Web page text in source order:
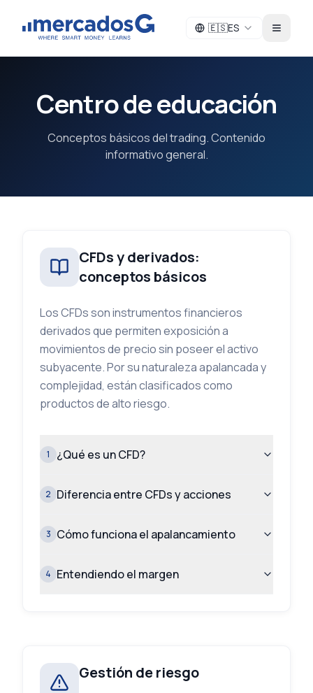
🇪🇸ES Menú
Centro de educación
Conceptos básicos del trading. Contenido
informativo general.
CFDs y derivados:
conceptos básicos
Los CFDs son instrumentos financieros
derivados que permiten exposición a
movimientos de precio sin poseer el activo
subyacente. Por su naturaleza apalancada y
complejidad, están clasificados como
productos de alto riesgo.
1 ¿Qué es un CFD?
2 Diferencia entre CFDs y acciones
3 Cómo funciona el apalancamiento
4 Entendiendo el margen
Gestión de riesgo